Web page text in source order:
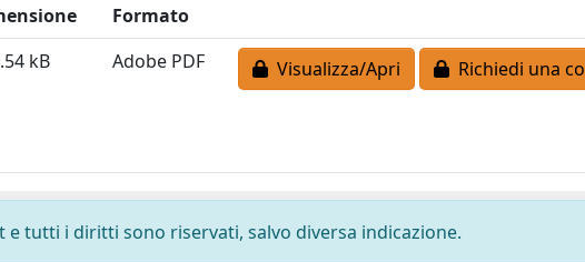
Formato
kB Adobe PDF Visualizza/Apri Richiedi una
tutti i diritti sono riservati, salvo diversa indicazione.